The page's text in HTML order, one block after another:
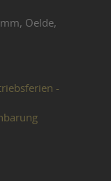
Oelde,
-